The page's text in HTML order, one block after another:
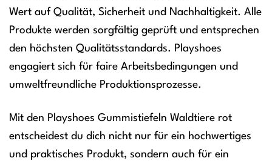
Wert auf Qualität, Sicherheit und Nachhaltigkeit. Alle
Produkte werden sorgfältig geprüft und entsprechen
den höchsten Qualitätsstandards. Playshoes
engagiert sich für faire Arbeitsbedingungen und
umweltfreundliche Produktionsprozesse.
Mit den Playshoes Gummistiefeln Waldtiere rot
entscheidest du dich nicht nur für ein hochwertiges
und praktisches Produkt, sondern auch für ein